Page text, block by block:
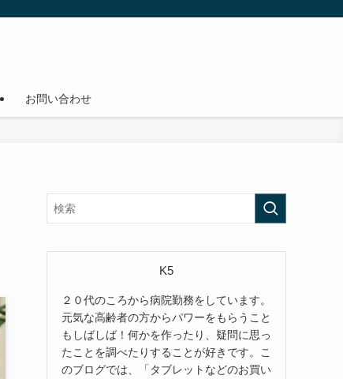
お問い合わせ
K5
２０代のころから病院勤務をしています。
元気な高齢者の方からパワーをもらうこと
もしばしば！何かを作ったり、疑問に思っ
たことを調べたりすることが好きです。こ
のブログでは、「タブレットなどのお買い